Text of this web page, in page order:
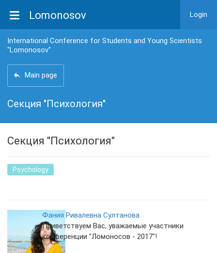
Lomonosov Login
International Conference for Students and Young Scientists
"Lomonosov"
Main page
Секция "Психология"
Секция "Психология"
Psychology
Фания Ривалевна Султанова
Приветствуем Вас, уважаемые участники
конференции "Ломоносов - 2017"!